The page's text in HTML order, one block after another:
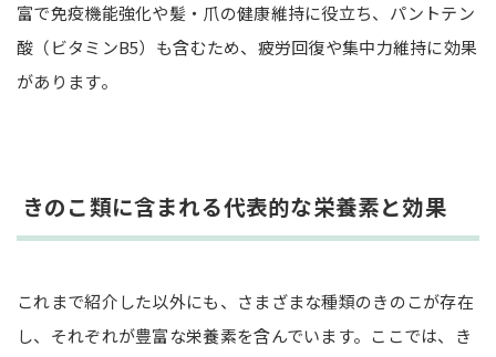
富で免疫機能強化や髪・爪の健康維持に役立ち、パントテン
酸（ビタミンB5）も含むため、疲労回復や集中力維持に効果
があります。
きのこ類に含まれる代表的な栄養素と効果
これまで紹介した以外にも、さまざまな種類のきのこが存在
し、それぞれが豊富な栄養素を含んでいます。ここでは、き